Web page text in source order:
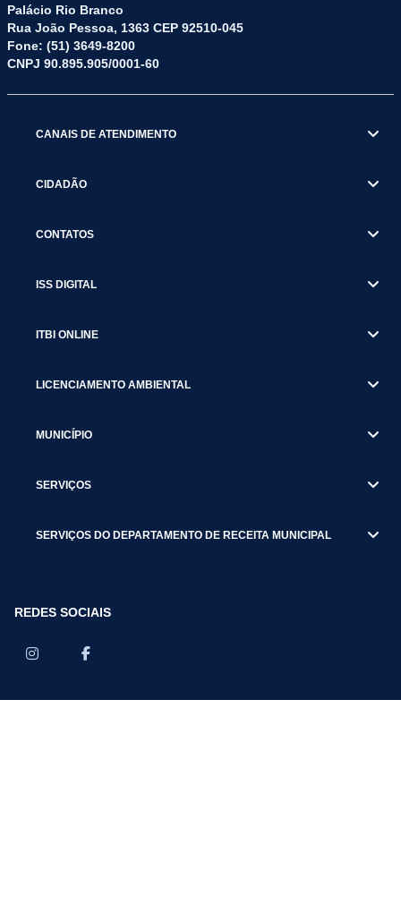
Palácio Rio Branco
Rua João Pessoa, 1363 CEP 92510-045
Fone: (51) 3649-8200
CNPJ 90.895.905/0001-60
CANAIS DE ATENDIMENTO
CIDADÃO
CONTATOS
ISS DIGITAL
ITBI ONLINE
LICENCIAMENTO AMBIENTAL
MUNICÍPIO
SERVIÇOS
SERVIÇOS DO DEPARTAMENTO DE RECEITA MUNICIPAL
REDES SOCIAIS